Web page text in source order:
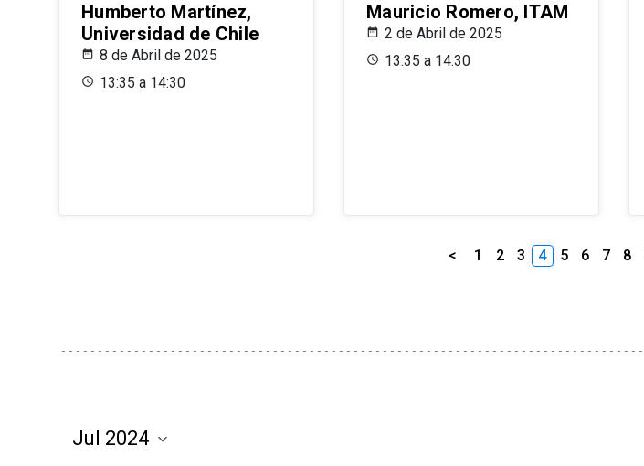
Humberto Martínez,
Universidad de Chile
8 de Abril de 2025
13:35 a 14:30
Mauricio Romero, ITAM
2 de Abril de 2025
13:35 a 14:30
< 1 2 3 4 5 6 7 8